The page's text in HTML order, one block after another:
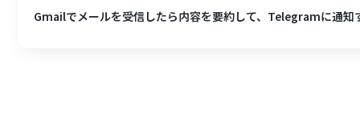
Gmailでメールを受信したら内容を要約して、Telegramに通知